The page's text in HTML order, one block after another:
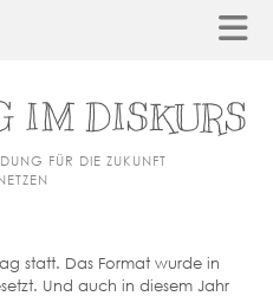
IM DISKURS
FÜR DIE ZUKUNFT
statt. Das Format wurde in
Und auch in diesem Jahr